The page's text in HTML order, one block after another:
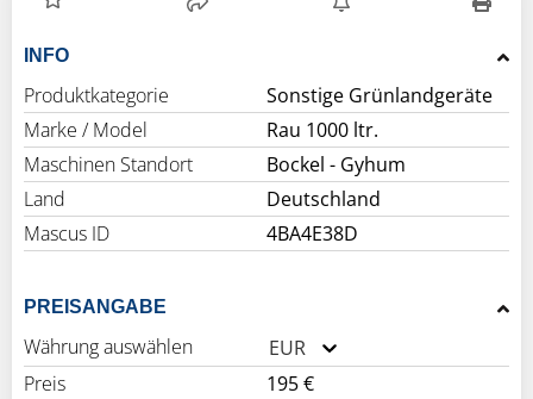
INFO
Produktkategorie
Sonstige Grünlandgeräte
Marke / Model
Rau 1000 ltr.
Maschinen Standort
Bockel - Gyhum
Land
Deutschland
Mascus ID
4BA4E38D
PREISANGABE
Währung auswählen
EUR
Preis
195 €